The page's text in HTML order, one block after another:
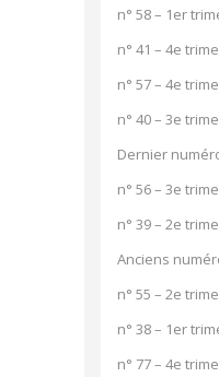
n° 58 – 1er
n° 41 – 4e
n° 57 – 4e
n° 40 – 3e
Dernier
n° 56 – 3e
n° 39 – 2e
Anciens
n° 55 – 2e
n° 38 – 1er
n° 77 – 4e